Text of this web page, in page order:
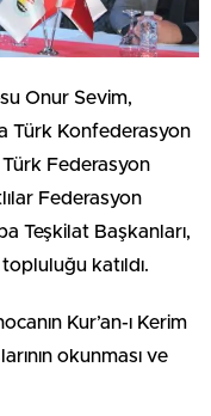
Onur Sevim,
Türk Konfederasyon
Türk Federasyon
Federasyon
Teşkilat Başkanları,
katıldı.
Kur’an-ı Kerim
okunması ve